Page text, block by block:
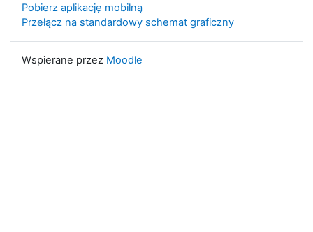
Pobierz aplikację mobilną
Przełącz na standardowy schemat graficzny
Wspierane przez Moodle